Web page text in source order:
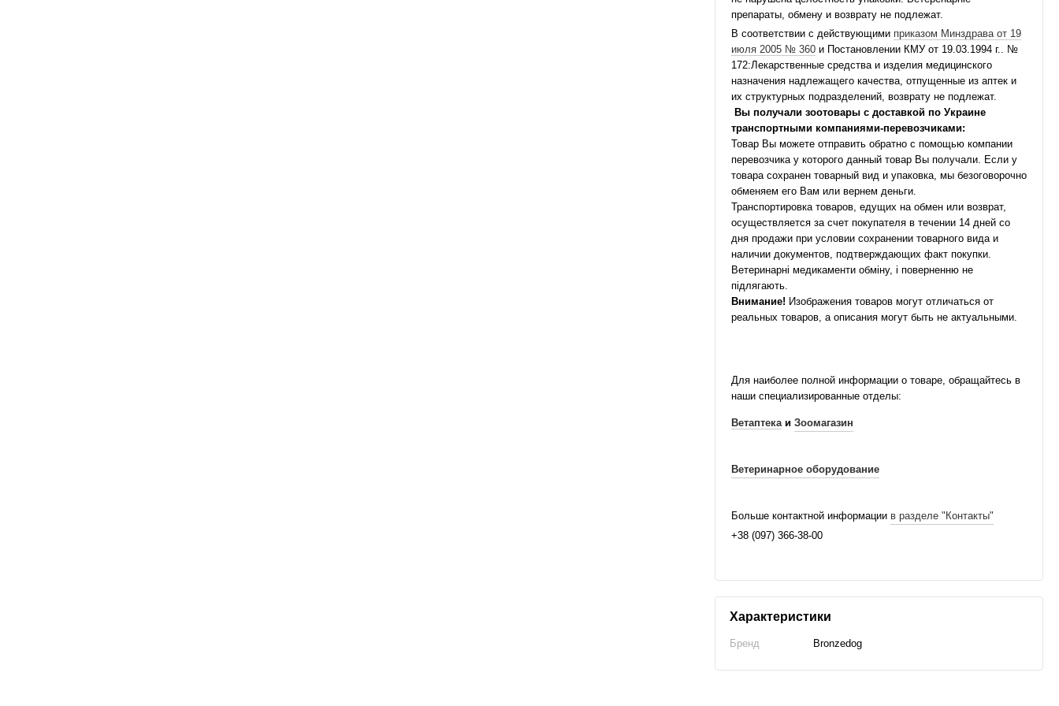
препараты, обмену и возврату не подлежат.
В соответствии с действующими приказом Минздрава от 19
июля 2005 № 360и Постановлении КМУ от 19.03.1994 г.. №
172:Лекарственные средства и изделия медицинского
назначения надлежащего качества, отпущенные из аптек и
их структурных подразделений, возврату не подлежат.
Вы получали зоотовары с доставкой по Украине
транспортными компаниями-перевозчиками:
Товар Вы можете отправить обратно с помощью компании
перевозчика у которого данный товар Вы получали. Если у
товара сохранен товарный вид и упаковка, мы безоговорочно
обменяем его Вам или вернем деньги.
Транспортировка товаров, едущих на обмен или возврат,
осуществляется за счет покупателя в течении 14 дней со
дня продажи при условии сохранении товарного вида и
наличии документов, подтверждающих факт покупки.
Ветеринарні медикаменти обміну, і поверненню не
підлягають.
Внимание! Изображения товаров могут отличаться от
реальных товаров, а описания могут быть не актуальными.
Для наиболее полной информации о товаре, обращайтесь в
наши специализированные отделы:
Ветаптекаи Зоомагазин
Ветеринарное оборудование
Больше контактной информации в разделе "Контакты"
+38 (097) 366-38-00
Характеристики
Бренд Bronzedog